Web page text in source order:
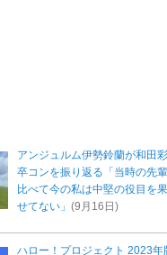
アンジュルム伊勢鈴蘭が和田
卒コンを振り返る「当時の先
比べて今の私は中堅の役目を
せてない」 (9月16日)
ハロー！プロジェクト 2023年